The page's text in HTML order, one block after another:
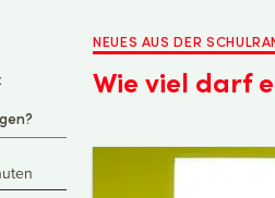
NEUES AUS DER
Wie viel darf